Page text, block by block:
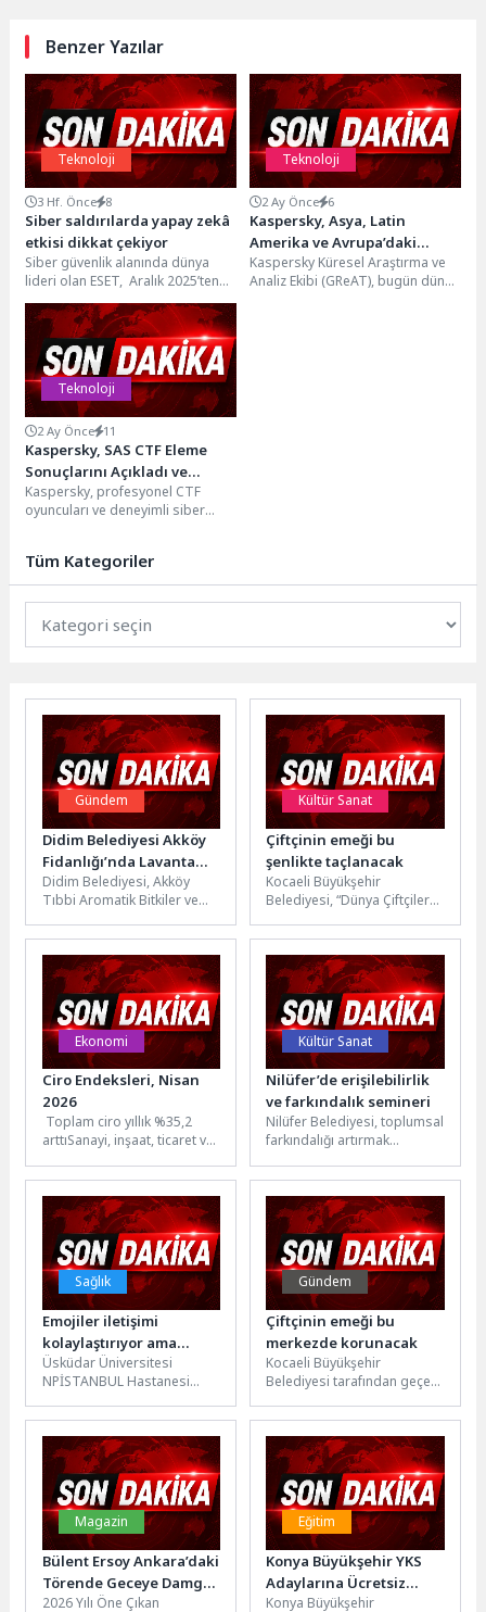
Benzer Yazılar
Teknoloji
3 Hf. Önce 8
Siber saldırılarda yapay zekâ
etkisi dikkat çekiyor
Siber güvenlik alanında dünya
lideri olan ESET, Aralık 2025’ten
Mayıs 2026’ya kadar ESET
telemetrisinde gözlemlenen...
Teknoloji
2 Ay Önce 6
Kaspersky, Asya, Latin
Amerika ve Avrupa’daki
kuruluşları hedef alan yeni
StrikeShark kampanyasına
Kaspersky Küresel Araştırma ve
Analiz Ekibi (GReAT), bugün dünya
Teknoloji
2 Ay Önce 11
Kaspersky, SAS CTF Eleme
Sonuçlarını Açıkladı ve
Kaspersky{CTF} 2026
Başvurularını Başlattı
Kaspersky, profesyonel CTF
oyuncuları ve deneyimli siber
Tüm Kategoriler
Gündem
Didim Belediyesi Akköy
Fidanlığı’nda Lavanta
Hasadı Gerçekleştirildi
Didim Belediyesi, Akköy
Tıbbi Aromatik Bitkiler ve
yürüttüğü üretim faaliyetleri
kapsamında lavanta...
Kültür Sanat
Çiftçinin emeği bu
şenlikte taçlanacak
Kocaeli Büyükşehir
Belediyesi, “Dünya Çiftçiler
11’incisini düzenleyeceği
“Çiftçi Şenliği” ile üreticileri...
Ekonomi
Ciro Endeksleri, Nisan
2026
Toplam ciro yıllık %35,2
arttıSanayi, inşaat, ticaret ve
toplamında ciro endeksi
(2021=100), 2026...
Kültür Sanat
Nilüfer’de erişilebilirlik
ve farkındalık semineri
Nilüfer Belediyesi, toplumsal
farkındalığı artırmak
seminerde engelli bireylerin
yaşadığı sorunların asıl
kaynağının fiziksel...
Sağlık
Emojiler iletişimi
kolaylaştırıyor ama
yetmiyor!
Üsküdar Üniversitesi
NPİSTANBUL Hastanesi
Kılıç, günümüz dijital
iletişiminde emojilerin yeri
ve duygusal iletişime...
Gündem
Çiftçinin emeği bu
merkezde korunacak
Kocaeli Büyükşehir
Belediyesi tarafından geçen
Tarımsal Ürün Depolama ve
Değerlendirme Merkezi,...
Magazin
Bülent Ersoy Ankara’daki
Törende Geceye Damga
Vurdu
2026 Yılı Öne Çıkan
Eğitim
Konya Büyükşehir YKS
Adaylarına Ücretsiz
Tercih Danışmanlığı
Konya Büyükşehir